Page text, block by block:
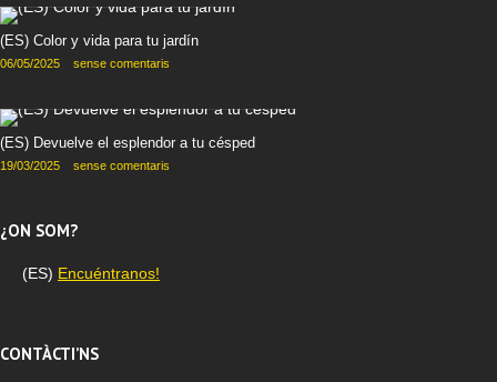
(ES) Color y vida para tu jardín
06/05/2025 sense comentaris
(ES) Devuelve el esplendor a tu césped
19/03/2025 sense comentaris
¿ON SOM?
(ES) Encuéntranos!
CONTÀCTI’NS